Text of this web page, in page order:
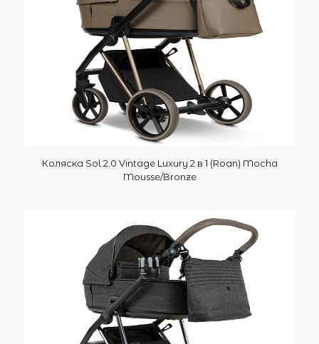
Коляска Sol 2.0 Vintage Luxury 2 в 1 (Roan) Mocha
Mousse/Bronze